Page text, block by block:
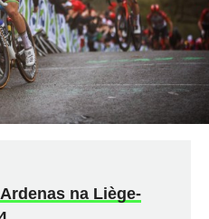
na Liège-